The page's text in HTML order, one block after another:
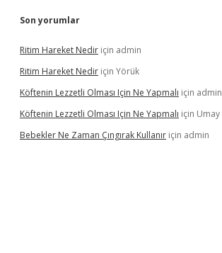
Son yorumlar
Ritim Hareket Nedir için admin
Ritim Hareket Nedir için Yörük
Köftenin Lezzetli Olması Için Ne Yapmalı için admin
Köftenin Lezzetli Olması Için Ne Yapmalı için Umay
Bebekler Ne Zaman Çıngırak Kullanır için admin